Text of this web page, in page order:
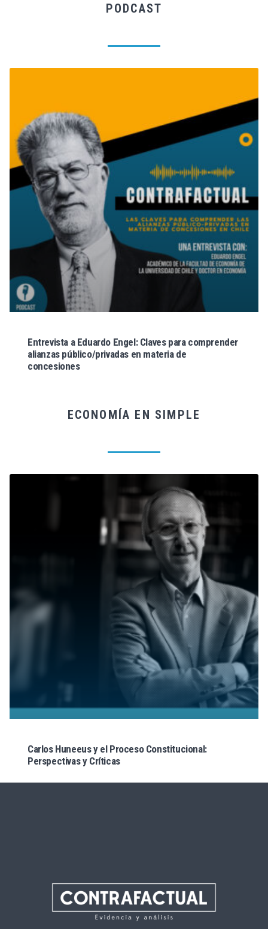
PODCAST
Entrevista a Eduardo Engel: Claves para comprender
alianzas público/privadas en materia de
concesiones
ECONOMÍA EN SIMPLE
Carlos Huneeus y el Proceso Constitucional:
Perspectivas y Críticas